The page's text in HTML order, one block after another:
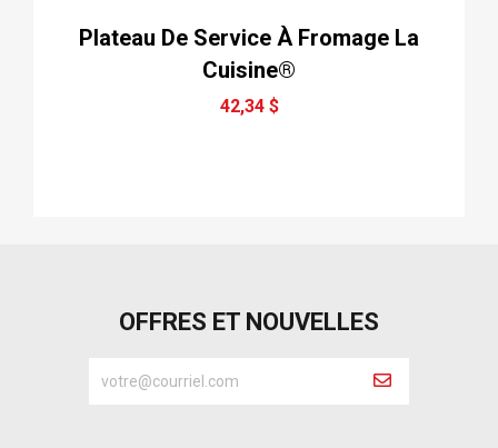
Plateau De Service À Fromage La
Cuisine®
42,34 $
OFFRES ET NOUVELLES